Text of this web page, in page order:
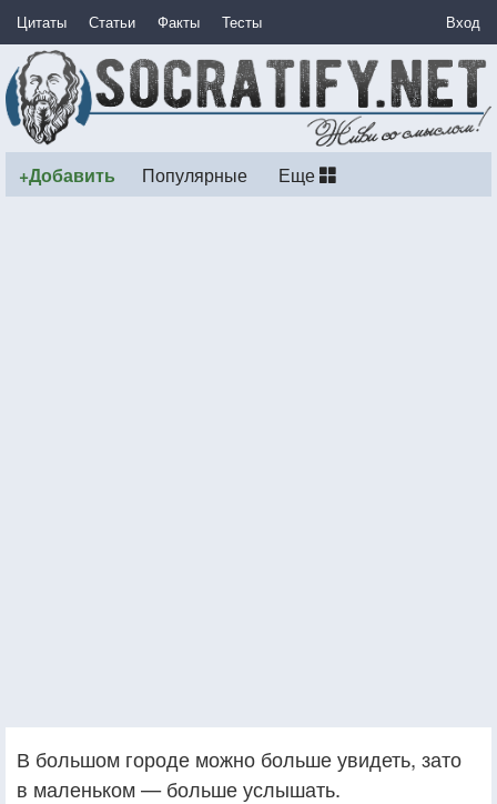
Цитаты Статьи Факты Тесты Вход
+Добавить Популярные Еще
В большом городе можно больше увидеть, зато
в маленьком — больше услышать.